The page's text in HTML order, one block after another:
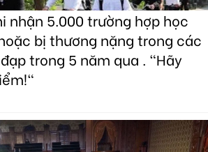
nhận 5.000 trường hợp học
bị thương nặng trong các
trong 5 năm qua . "Hãy